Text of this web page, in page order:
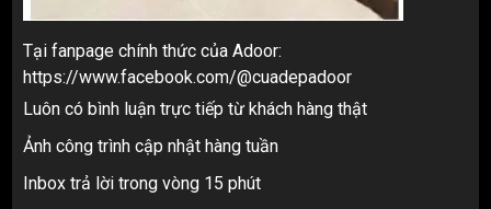
Tại fanpage chính thức của Adoor:
https://www.facebook.com/@cuadepadoor
Luôn có bình luận trực tiếp từ khách hàng thật
Ảnh công trình cập nhật hàng tuần
Inbox trả lời trong vòng 15 phút